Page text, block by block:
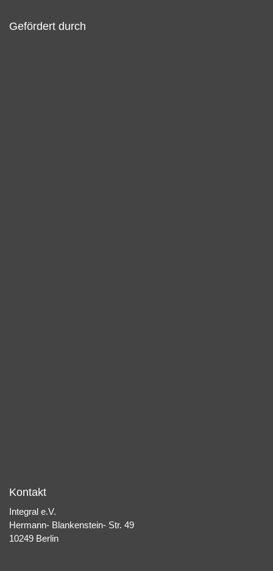
Gefördert durch
Kontakt
Integral e.V.
Hermann- Blankenstein- Str. 49
10249 Berlin